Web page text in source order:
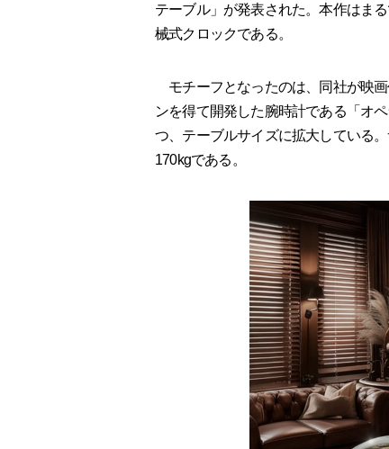
テーブル」が発表された。本作はま
械式クロックである。
モチーフとなったのは、同社が映
ンを得て開発した腕時計である「オ
つ、テーブルサイズに拡大している
170kgである。